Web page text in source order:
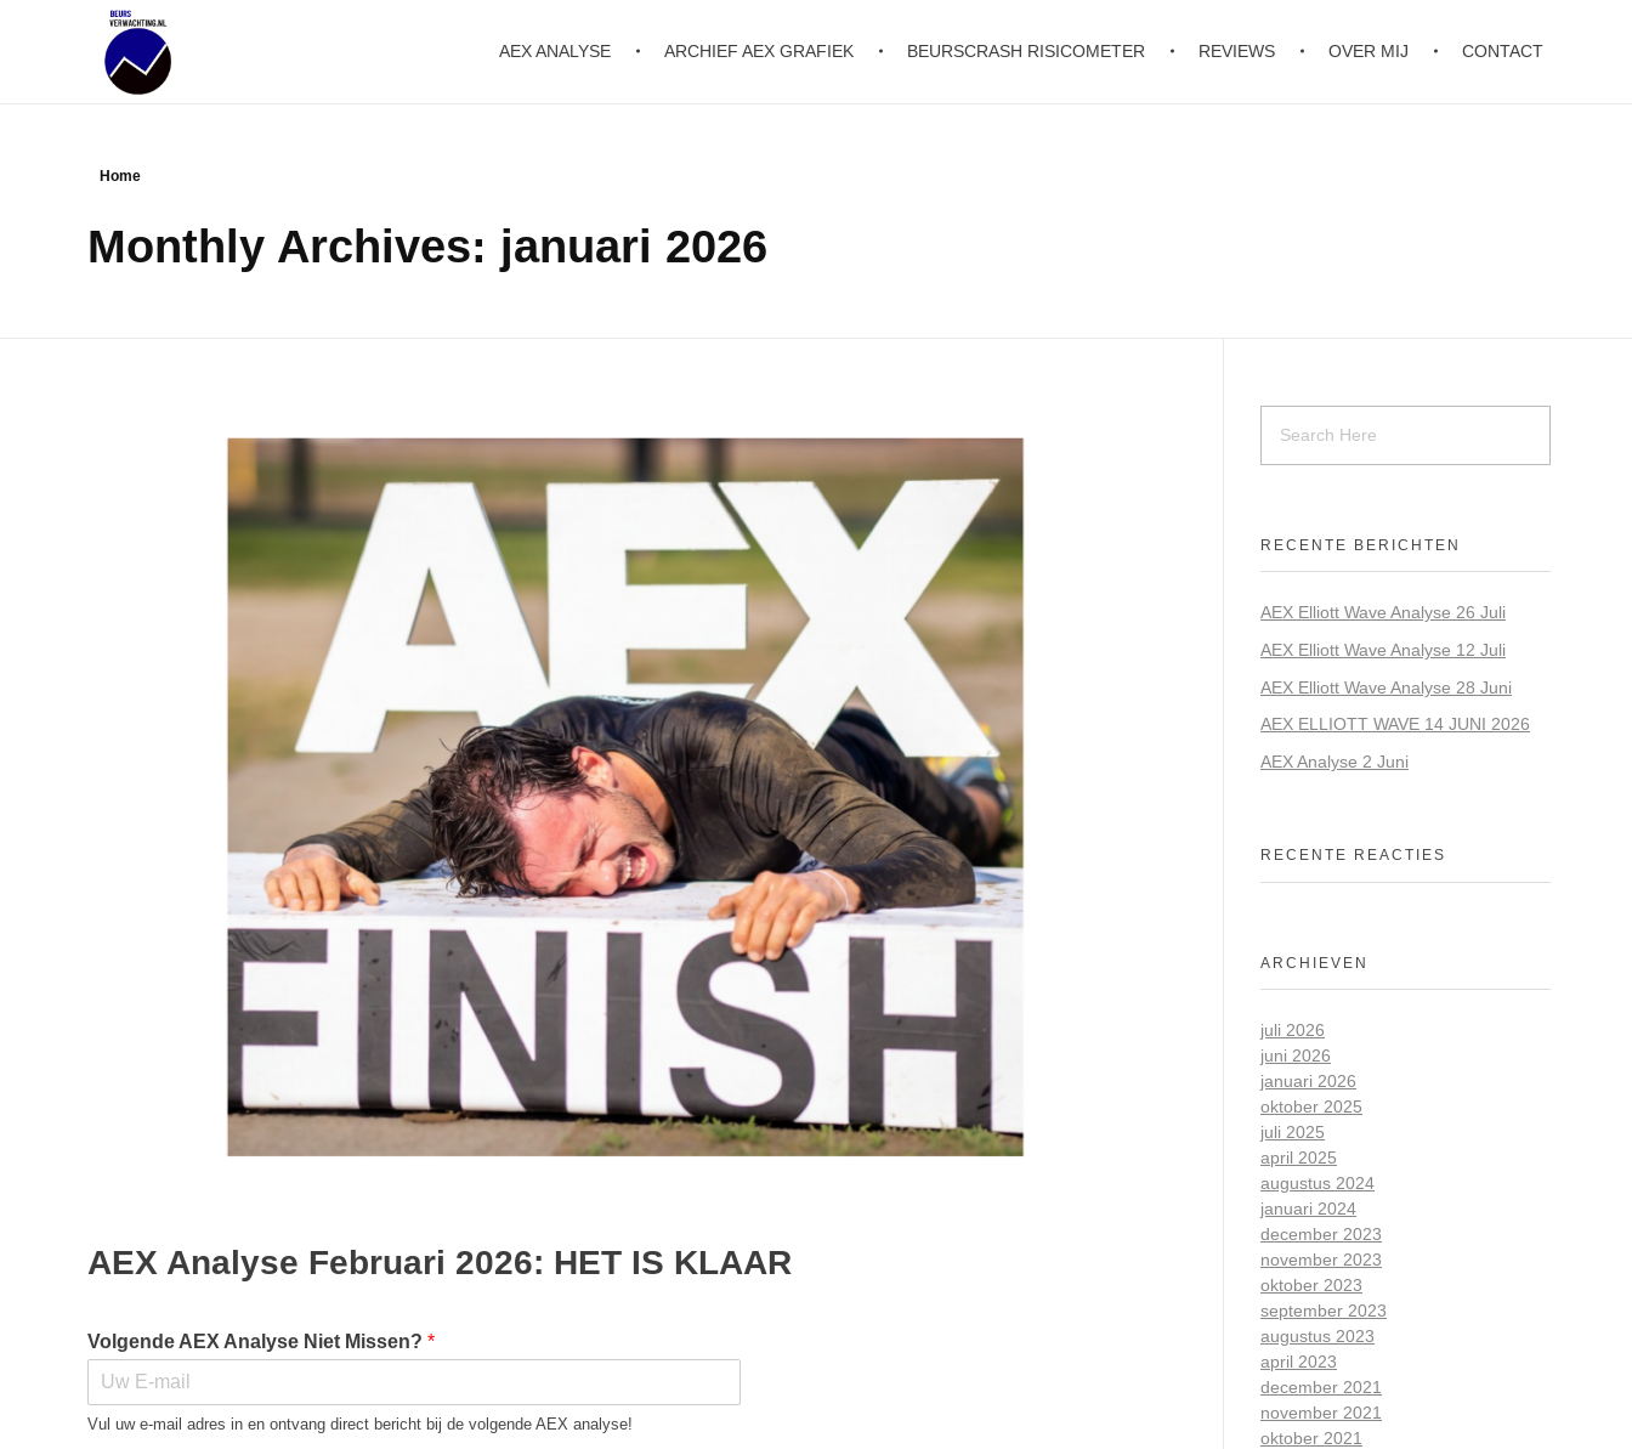
Beursverwachting.nl
AEX ANALYSE ARCHIEF AEX GRAFIEK BEURSCRASH RISICOMETER REVIEWS OVER MIJ CONTACT
Home
Monthly Archives: januari 2026
AEX Analyse Februari 2026: HET IS KLAAR
Volgende AEX Analyse Niet Missen? *
Vul uw e-mail adres in en ontvang direct bericht bij de volgende AEX analyse!
RECENTE BERICHTEN
AEX Elliott Wave Analyse 26 Juli
AEX Elliott Wave Analyse 12 Juli
AEX Elliott Wave Analyse 28 Juni
AEX ELLIOTT WAVE 14 JUNI 2026
AEX Analyse 2 Juni
RECENTE REACTIES
ARCHIEVEN
juli 2026
juni 2026
januari 2026
oktober 2025
juli 2025
april 2025
augustus 2024
januari 2024
december 2023
november 2023
oktober 2023
september 2023
augustus 2023
april 2023
december 2021
november 2021
oktober 2021